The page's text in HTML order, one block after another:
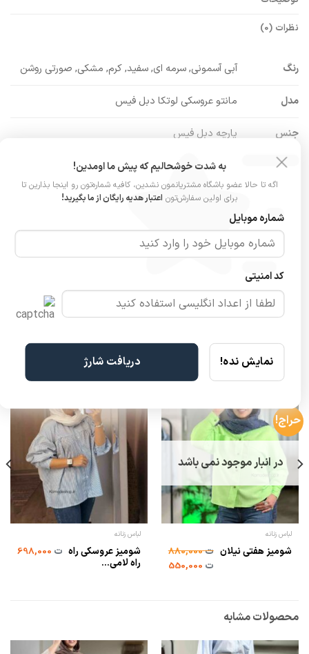
نظرات (0)
رنگ آبی آسمونی, سرمه ای, سفید, کرم, مشکی, صورتی روشن
مدل مانتو عروسکی لوتکا دبل فیس
جنس پارچه دبل فیس
ویژگی پارچه لطیف و خنک
بدون آبرفت، بدون دون‌دون شدن
سایزبندی فری‌سایز (مناسب ۳۶ تا ۴۴)
ابعاد
قد آستین (از یقه): ۶۵ سانت
حراج!
در انبار موجود نمی باشد
لباس زنانه
شومیز هفتی نیلان ت880,000
ت550,000
لباس زنانه
شومیز عروسکی راه
راه لامی...
ت698,000
محصولات مشابه
به شدت خوشحالیم که پیش ما اومدین!
اگه تا حالا عضو باشگاه مشتریانمون نشدین، کافیه شماره‌تون رو اینجا بذارین تا
برای اولین سفارش‌توناعتبار هدیه رایگان از ما بگیرید!
شماره موبایل
کد امنیتی
نمایش نده! دریافت شارژ